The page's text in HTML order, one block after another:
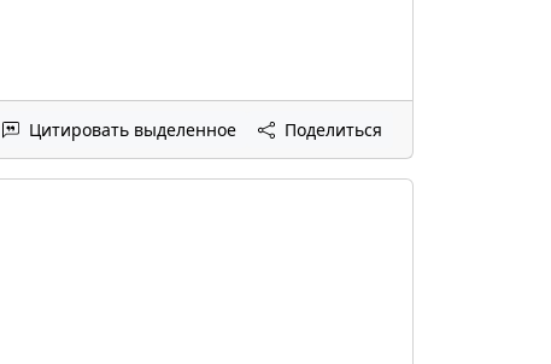
Цитировать выделенное Поделиться